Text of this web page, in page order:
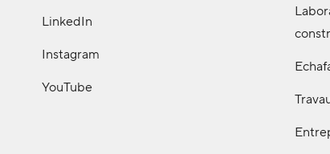
LinkedIn
Instagram
YouTube